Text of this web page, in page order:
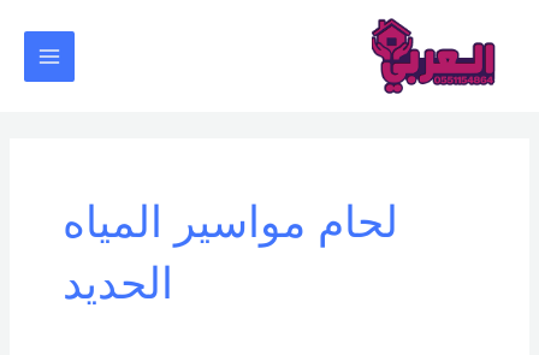
المحتوى
لحام مواسير المياه
الحديد